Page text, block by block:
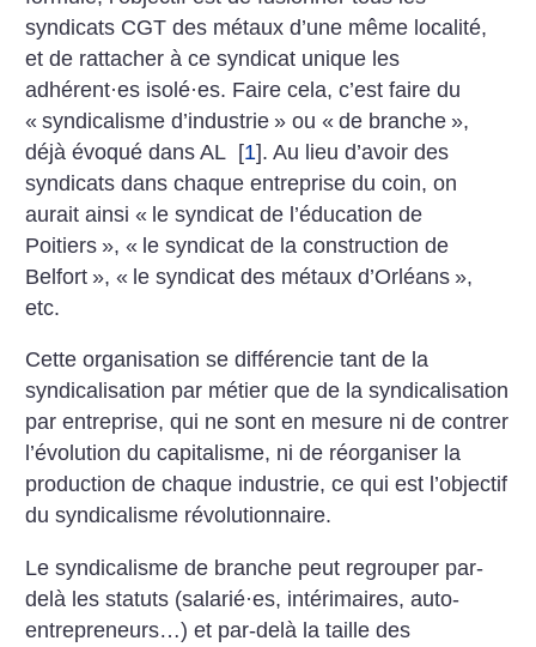
syndicats CGT des métaux ­d’une même localité,
et de rattacher à ce syndicat unique les
adhérent·es isolé·es. Faire cela, c’est faire du
« syndicalisme d’industrie » ou « de branche »,
déjà évoqué dans AL [1]. Au lieu d’avoir des
syndicats dans chaque entreprise du coin, on
aurait ainsi « le syndicat de l’éducation de
Poitiers », « le syndicat de la construction de
Belfort », « le syndicat des métaux d’Orléans »,
etc.
Cette organisation se différencie tant de la
syndicalisation par métier que de la syndicalisation
par entreprise, qui ne sont en mesure ni de contrer
l’évolution du capitalisme, ni de réorganiser la
production de chaque industrie, ce qui est l’objectif
du syndicalisme révolutionnaire.
Le syndicalisme de branche peut regrouper par-
delà les statuts (salarié·es, intérimaires, auto-
entrepreneurs…) et par-delà la taille des